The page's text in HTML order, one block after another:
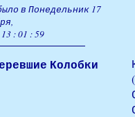
в Понедельник 17
: 01 : 59
Колобки
(